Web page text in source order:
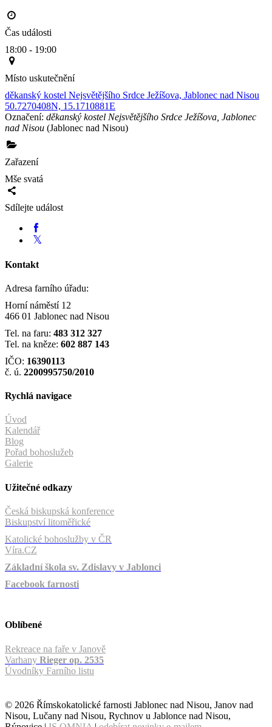
Čas události
18:00 - 19:00
Místo uskutečnění
děkanský kostel Nejsvětějšího Srdce Ježíšova, Jablonec nad Nisou
50.7270408N, 15.1710881E
Označení: děkanský kostel Nejsvětějšího Srdce Ježíšova, Jablonec
nad Nisou (Jablonec nad Nisou)
Zařazení
Mše svatá
Sdílejte událost
Kontakt
Adresa farního úřadu:
Horní náměstí 12
466 01 Jablonec nad Nisou
Tel. na faru: 483 312 327
Tel. na kněze: 602 887 143
IČO: 16390113
č. ú. 2200995750/2010
Rychlá navigace
Úvod
Kalendář
Blog
Pořad bohoslužeb
Galerie
Užitečné odkazy
Česká biskupská konference
Biskupství litoměřické
Katolické bohoslužby v ČR
Víra.CZ
Základní škola sv. Zdislavy v Jablonci
Facebook farnosti
Oblíbené
Rekreace na faře v Janově
Varhany Rieger op. 2535
Úvodníky Farního listu
© 2026 Římskokatolické farnosti Jablonec nad Nisou, Janov nad
Nisou, Lučany nad Nisou, Rychnov u Jablonce nad Nisou,